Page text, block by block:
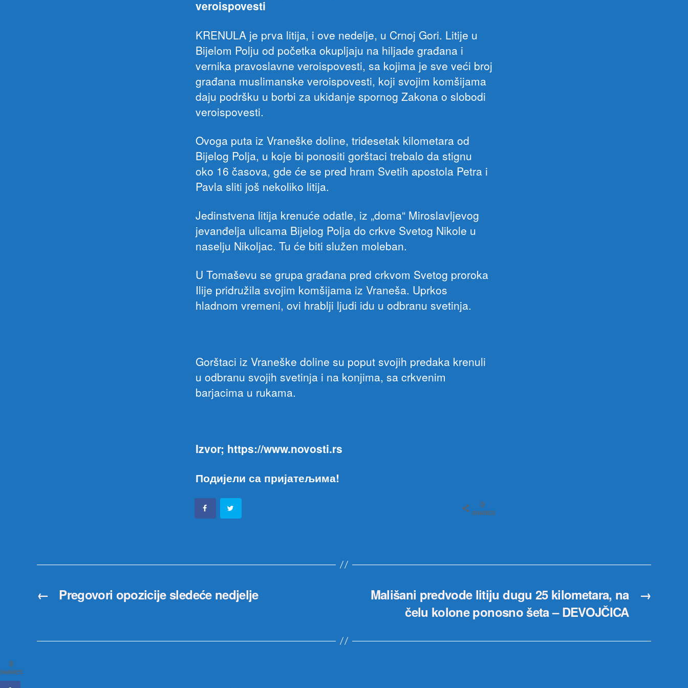
veroispovesti
KRENULA je prva litija, i ove nedelje, u Crnoj Gori. Litije u
Bijelom Polju od početka okupljaju na hiljade građana i
vernika pravoslavne veroispovesti, sa kojima je sve veći broj
građana muslimanske veroispovesti, koji svojim komšijama
daju podršku u borbi za ukidanje spornog Zakona o slobodi
veroispovesti.
Ovoga puta iz Vraneške doline, tridesetak kilometara od
Bijelog Polja, u koje bi ponositi gorštaci trebalo da stignu
oko 16 časova, gde će se pred hram Svetih apostola Petra i
Pavla sliti još nekoliko litija.
Jedinstvena litija krenuće odatle, iz „doma“ Miroslavljevog
jevanđelja ulicama Bijelog Polja do crkve Svetog Nikole u
naselju Nikoljac. Tu će biti služen moleban.
U Tomaševu se grupa građana pred crkvom Svetog proroka
Ilije pridružila svojim komšijama iz Vraneša. Uprkos
hladnom vremeni, ovi hrablji ljudi idu u odbranu svetinja.
Gorštaci iz Vraneške doline su poput svojih predaka krenuli
u odbranu svojih svetinja i na konjima, sa crkvenim
barjacima u rukama.
Izvor; https://www.novosti.rs
Подијели са пријатељима!
0
SHARES
← Pregovori opozicije sledeće nedjelje →
Mališani predvode litiju dugu 25 kilometara, na
čelu kolone ponosno šeta – DEVOJČICA
0
SHARES